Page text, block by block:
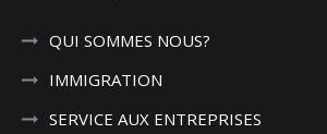
QUI SOMMES NOUS?
IMMIGRATION
SERVICE AUX ENTREPRISES